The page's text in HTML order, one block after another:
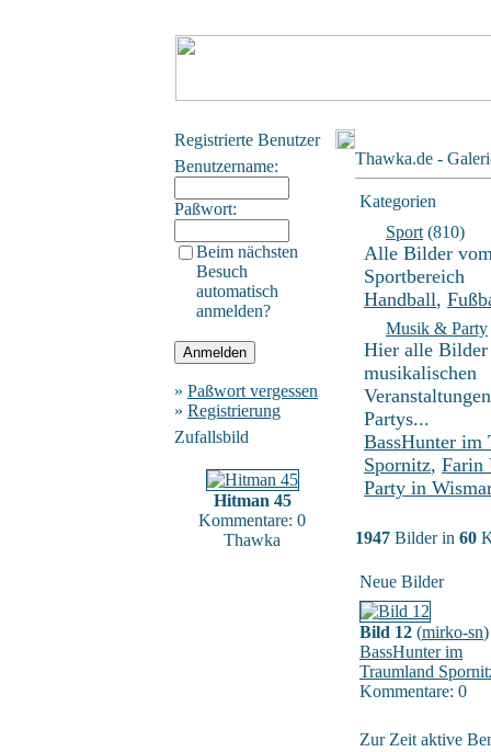
Registrierte Benutzer
Benutzername:
Paßwort:
Beim nächsten
Besuch
automatisch
anmelden?
» Paßwort vergessen
» Registrierung
Zufallsbild
Hitman 45
Kommentare: 0
Thawka
Thawka.de -
Kategorien
Sport (810)
Alle Bilder
Sportbereich
Handball,
Musik & Party
Hier alle
musikalischen
Partys...
BassHunter im
Spornitz, Farin
Party in
1947 Bilder in 60
Neue Bilder
Bild 12 (mirko-sn)
BassHunter im
Traumland
Kommentare: 0
Zur Zeit aktive